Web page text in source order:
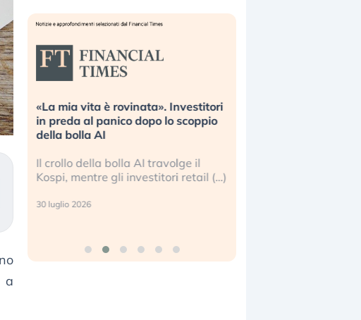
a
«La mia vita è rovinata». Investitori
in preda al panico dopo lo scoppio
della bolla AI
Il crollo della bolla AI travolge il
Kospi, mentre gli investitori retail (…)
30 luglio 2026